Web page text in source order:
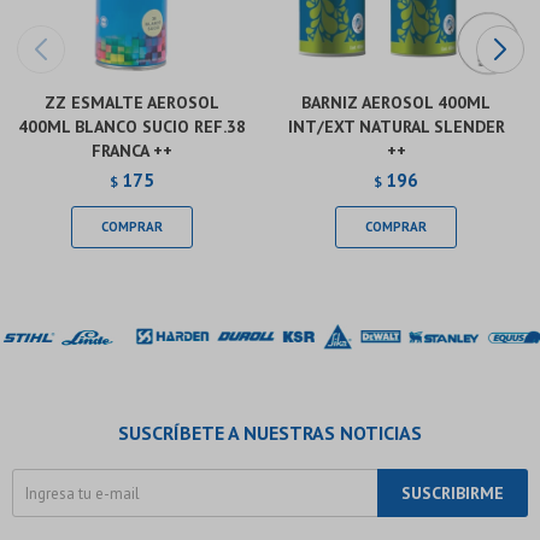
ZZ ESMALTE AEROSOL
400ML BLANCO SUCIO REF.38
FRANCA ++
$ 175
BARNIZ AEROSOL 400ML
INT/EXT NATURAL SLENDER
++
$ 196
SUSCRÍBETE A NUESTRAS NOTICIAS
SUSCRIBIRME